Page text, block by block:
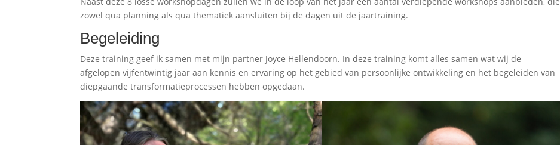
zowel qua planning als qua thematiek aansluiten bij de dagen uit de jaartraining.
Begeleiding
Deze training geef ik samen met mijn partner Joyce Hellendoorn. In deze training komt alles samen wat wij de
afgelopen vijfentwintig jaar aan kennis en ervaring op het gebied van persoonlijke ontwikkeling en het begeleiden van
diepgaande transformatieprocessen hebben opgedaan.